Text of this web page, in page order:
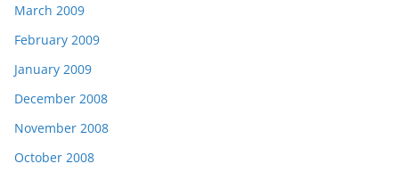
March 2009
February 2009
January 2009
December 2008
November 2008
October 2008